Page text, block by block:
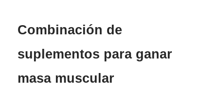
Combinación de
suplementos para ganar
masa muscular